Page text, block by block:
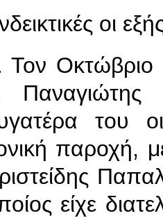
οι
Τον
Παναγιώτης
του
παροχή,
είχε